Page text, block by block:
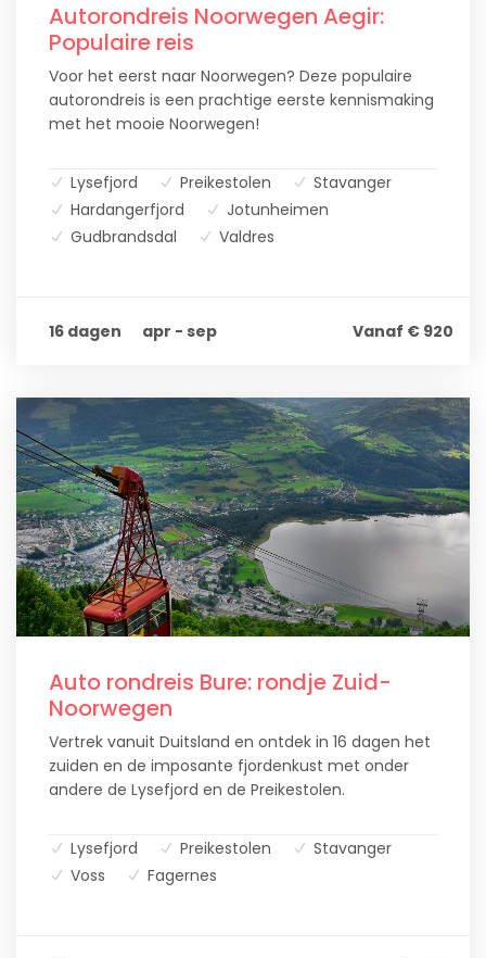
Autorondreis Noorwegen Aegir:
Populaire reis
Voor het eerst naar Noorwegen? Deze populaire
autorondreis is een prachtige eerste kennismaking
met het mooie Noorwegen!
Lysefjord Preikestolen
Stavanger
Hardangerfjord
Jotunheimen
Gudbrandsdal
Valdres
16 dagen apr - sep Vanaf € 920
Auto rondreis Bure: rondje Zuid-
Noorwegen
Vertrek vanuit Duitsland en ontdek in 16 dagen het
zuiden en de imposante fjordenkust met onder
andere de Lysefjord en de Preikestolen.
Lysefjord Preikestolen
Stavanger
Voss
Fagernes